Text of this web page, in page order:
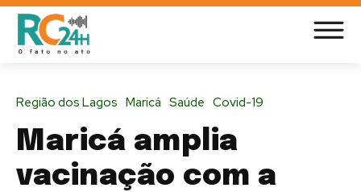
Região dos Lagos Maricá Saúde Covid-19
Maricá amplia
vacinação com a